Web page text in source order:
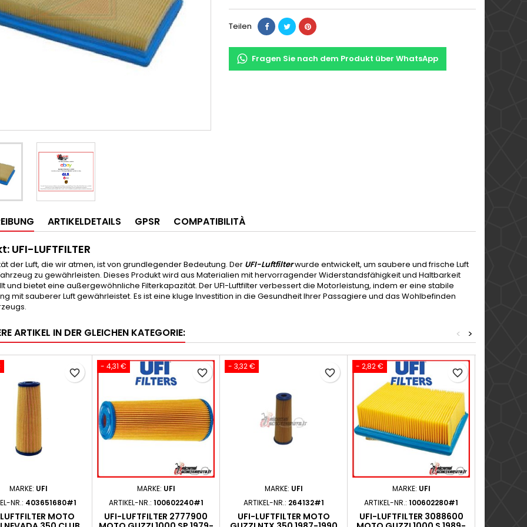
Teilen
Fragen Sie nach dem Produkt über WhatsApp
ARTIKELDETAILS GPSR COMPATIBILITÀ
UFI-LUFTFILTER
der Luft, die wir atmen, ist von grundlegender Bedeutung. Der UFI-Luftfilterwurde entwickelt, um saubere und frische Luft
zu gewährleisten. Dieses Produkt wird aus Materialien mit hervorragender Widerstandsfähigkeit und Haltbarkeit
und bietet eine außergewöhnliche Filterkapazität. Der UFI-Luftfilter verbessert die Motorleistung, indem er eine stabile
mit sauberer Luft gewährleistet. Es ist eine kluge Investition in die Gesundheit Ihrer Passagiere und das Wohlbefinden
ARTIKEL IN DER GLEICHEN KATEGORIE: >
<
MARKE: UFI
NR.: 403651680#1
MOTO
favorite_border
- 4,31 €
MARKE: UFI
ARTIKEL-NR.: 100602240#1
UFI-LUFTFILTER 2777900
favorite_border
- 3,32 €
MARKE: UFI
ARTIKEL-NR.: 264132#1
UFI-LUFTFILTER MOTO
favorite_border
- 2,82 €
MARKE: UFI
ARTIKEL-NR.: 100602280#1
UFI-LUFTFILTER 3088600
favorite_border